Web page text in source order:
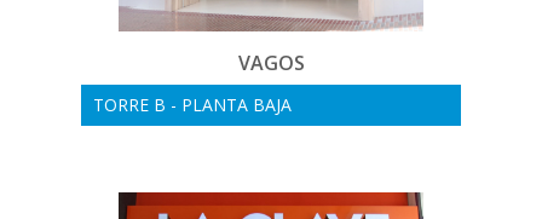
VAGOS
TORRE B - PLANTA BAJA